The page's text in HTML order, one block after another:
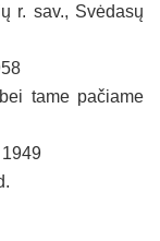
r. sav., Svėdasų
bei tame pačiame
1949